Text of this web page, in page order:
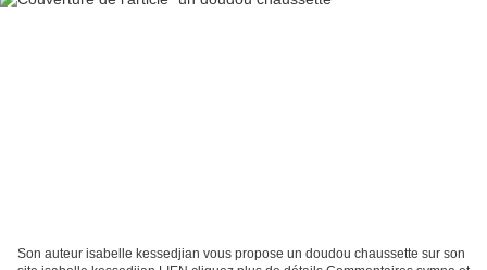
Son auteur isabelle kessedjian vous propose un doudou chaussette sur son